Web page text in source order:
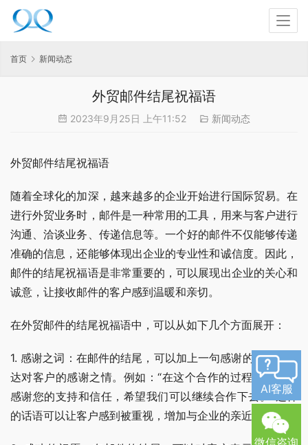
首页 新闻动态
外贸邮件结尾祝福语
2023年9月25日 上午11:52 新闻动态
外贸邮件结尾祝福语
随着全球化的加深，越来越多的企业开始进行国际贸易。在
进行外贸业务时，邮件是一种常用的工具，用来与客户进行
沟通、洽谈业务、传递信息等。一个好的邮件不仅能够传递
准确的信息，还能够体现出企业的专业性和诚信度。因此，
邮件的结尾祝福语是非常重要的，可以展现出企业的关心和
诚意，让接收邮件的客户感到温暖和亲切。
在外贸邮件的结尾祝福语中，可以从如下几个方面展开：
1. 感谢之词：在邮件的结尾，可以加上一句感谢的话语，表
达对客户的感谢之情。例如：“在这个合作的过程中，非常
感谢您的支持和信任，希望我们可以继续合作下去。”这样
的话语可以让客户感到被重视，增加与企业的亲近感。
AI客服